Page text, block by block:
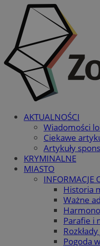
AKTUALNOŚCI
Wiadomości
Ciekawe
Artykuły
KRYMINALNE
MIASTO
INFORMACJE
Historia
Ważne
Parafie i
Pogoda